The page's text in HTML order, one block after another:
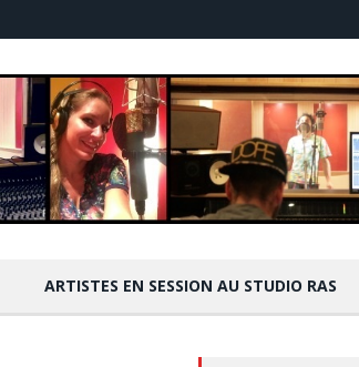
ARTISTES EN SESSION AU STUDIO RAS